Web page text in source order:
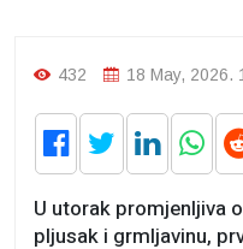
432 18 May, 2026.
U utorak promjenljiva
pljusak i grmljavinu,